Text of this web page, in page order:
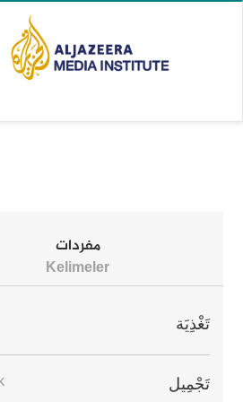
مفردات
Kelimeler
تَغْذِيَة
تَجْمِيل